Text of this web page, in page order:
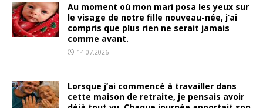
Au moment où mon mari posa les yeux sur
le visage de notre fille nouveau-née, j’ai
compris que plus rien ne serait jamais
comme avant.
14.07.2026
Lorsque j’ai commencé à travailler dans
cette maison de retraite, je pensais avoir